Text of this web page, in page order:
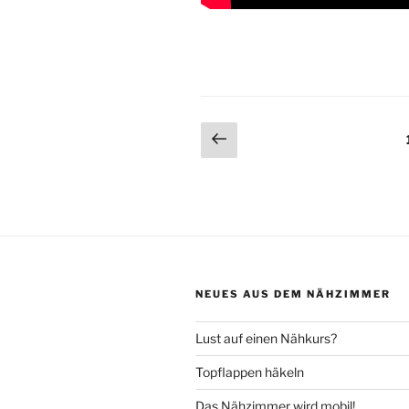
Vorherige
Seite
NEUES AUS DEM NÄHZIMMER
Lust auf einen Nähkurs?
Topflappen häkeln
Das Nähzimmer wird mobil!